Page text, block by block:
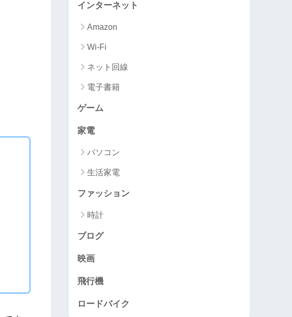
インターネット
Amazon
Wi-Fi
ネット回線
電子書籍
ゲーム
家電
パソコン
生活家電
ファッション
時計
ブログ
映画
飛行機
ロードバイク